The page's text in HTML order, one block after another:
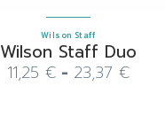
Wilson Staff
Wilson Staff Duo
11,25 € - 23,37 €